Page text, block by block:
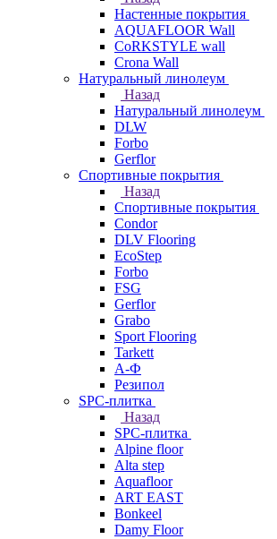
Настенные покрытия
AQUAFLOOR Wall
CoRKSTYLE wall
Crona Wall
Натуральный линолеум
Назад
Натуральный линолеум
DLW
Forbo
Gerflor
Спортивные покрытия
Назад
Спортивные покрытия
Condor
DLV Flooring
EcoStep
Forbo
FSG
Gerflor
Grabo
Sport Flooring
Tarkett
А-Ф
Резипол
SPC-плитка
Назад
SPC-плитка
Alpine floor
Alta step
Aquafloor
ART EAST
Bonkeel
Damy Floor